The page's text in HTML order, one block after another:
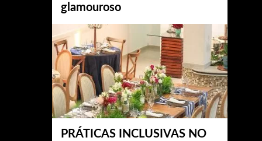
glamouroso
PRÁTICAS INCLUSIVAS NO